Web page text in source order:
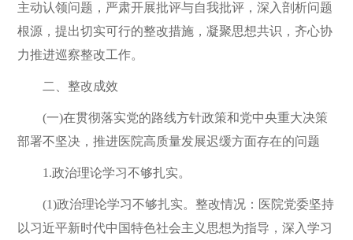
主动认领问题，严肃开展批评与自我批评，深入剖析问题
根源，提出切实可行的整改措施，凝聚思想共识，齐心协
力推进巡察整改工作。
二、整改成效
(一)在贯彻落实党的路线方针政策和党中央重大决策
部署不坚决，推进医院高质量发展迟缓方面存在的问题
1.政治理论学习不够扎实。
(1)政治理论学习不够扎实。整改情况：医院党委坚持
以习近平新时代中国特色社会主义思想为指导，深入学习